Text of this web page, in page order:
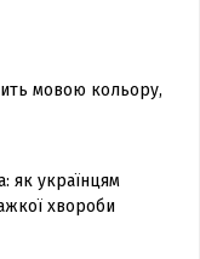
мовою кольору,
як українцям
хвороби